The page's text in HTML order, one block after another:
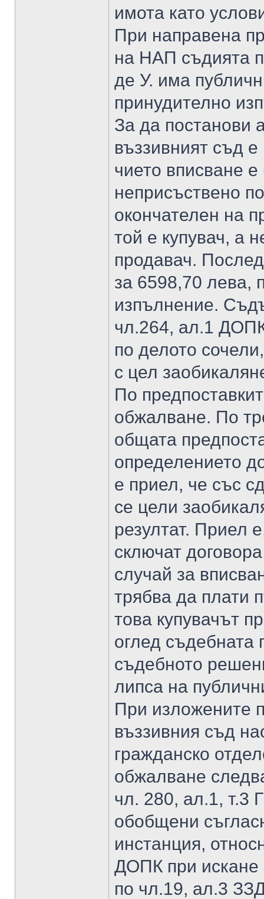
имота като
При направена
на НАП съдията
де У. има
принудително
За да постанови
въззивният съд
чието вписване
неприсъствено
окончателен на
той е купувач, а
продавач.
за 6598,70 лева,
изпълнение.
чл.264, ал.1
по делото
с цел
По
обжалване. По
общата
определението
е приел, че със
се цели
резултат. Приел
сключат
случай за
трябва да плати
това купувачът
оглед съдебната
съдебното
липса на
При изложените
въззивния съд
гражданско
обжалване
чл. 280, ал.1, т.3
обобщени
инстанция,
ДОПК при искане
по чл.19, ал.3